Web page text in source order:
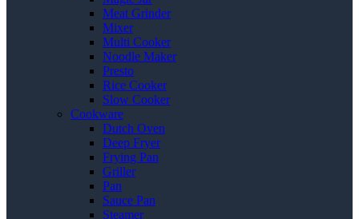
Meat Grinder
Mixer
Multi Cooker
Noodle Maker
Presto
Rice Cooker
Slow Cooker
Cookware
Dutch Oven
Deep Fryer
Frying Pan
Griller
Pan
Sauce Pan
Steamer